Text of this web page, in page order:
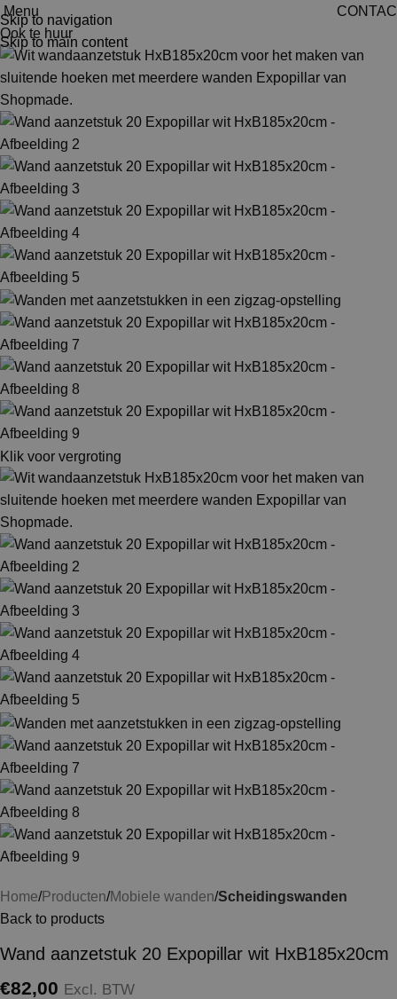
Skip to navigation
Skip to main content
Menu
Ook te huur
Klik voor vergroting
Home Producten Mobiele wanden Scheidingswanden
Back to products
Wand aanzetstuk 20 Expopillar wit HxB185x20cm
€82,00 Excl. BTW